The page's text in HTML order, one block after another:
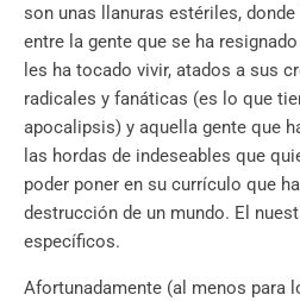
son unas llanuras estériles,
entre la gente que se ha
les ha tocado vivir, atados a sus
radicales y fanáticas (es lo que
apocalipsis) y aquella gente que
las hordas de indeseables que
poder poner en su currículo que
destrucción de un mundo. El
específicos.
Afortunadamente (al menos para